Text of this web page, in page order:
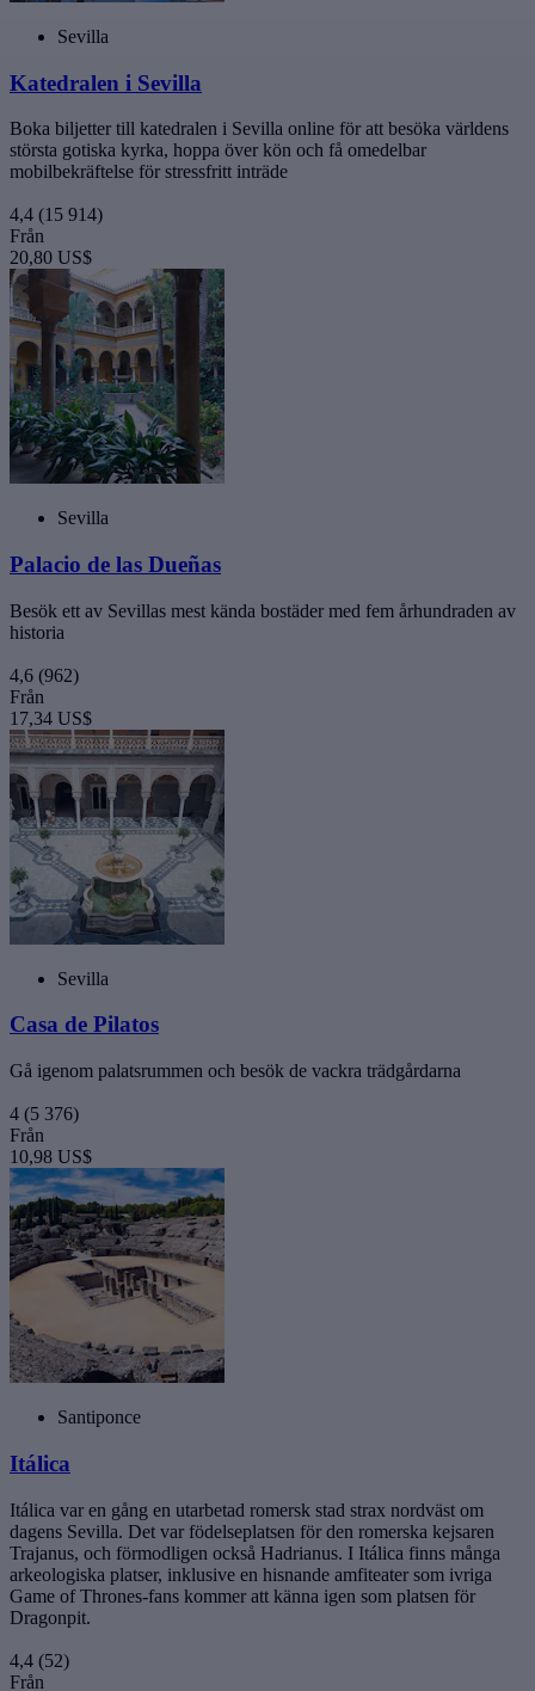
Sevilla
Katedralen i Sevilla
Boka biljetter till katedralen i Sevilla online för att besöka världens
största gotiska kyrka, hoppa över kön och få omedelbar
mobilbekräftelse för stressfritt inträde
4,4 (15 914)
Från
20,80 US$
Sevilla
Palacio de las Dueñas
Besök ett av Sevillas mest kända bostäder med fem århundraden av
historia
4,6 (962)
Från
17,34 US$
Sevilla
Casa de Pilatos
Gå igenom palatsrummen och besök de vackra trädgårdarna
4 (5 376)
Från
10,98 US$
Santiponce
Itálica
Itálica var en gång en utarbetad romersk stad strax nordväst om
dagens Sevilla. Det var födelseplatsen för den romerska kejsaren
Trajanus, och förmodligen också Hadrianus. I Itálica finns många
arkeologiska platser, inklusive en hisnande amfiteater som ivriga
Game of Thrones-fans kommer att känna igen som platsen för
Dragonpit.
4,4 (52)
Från